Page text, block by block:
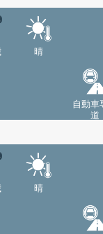
晴
自動車
道
晴